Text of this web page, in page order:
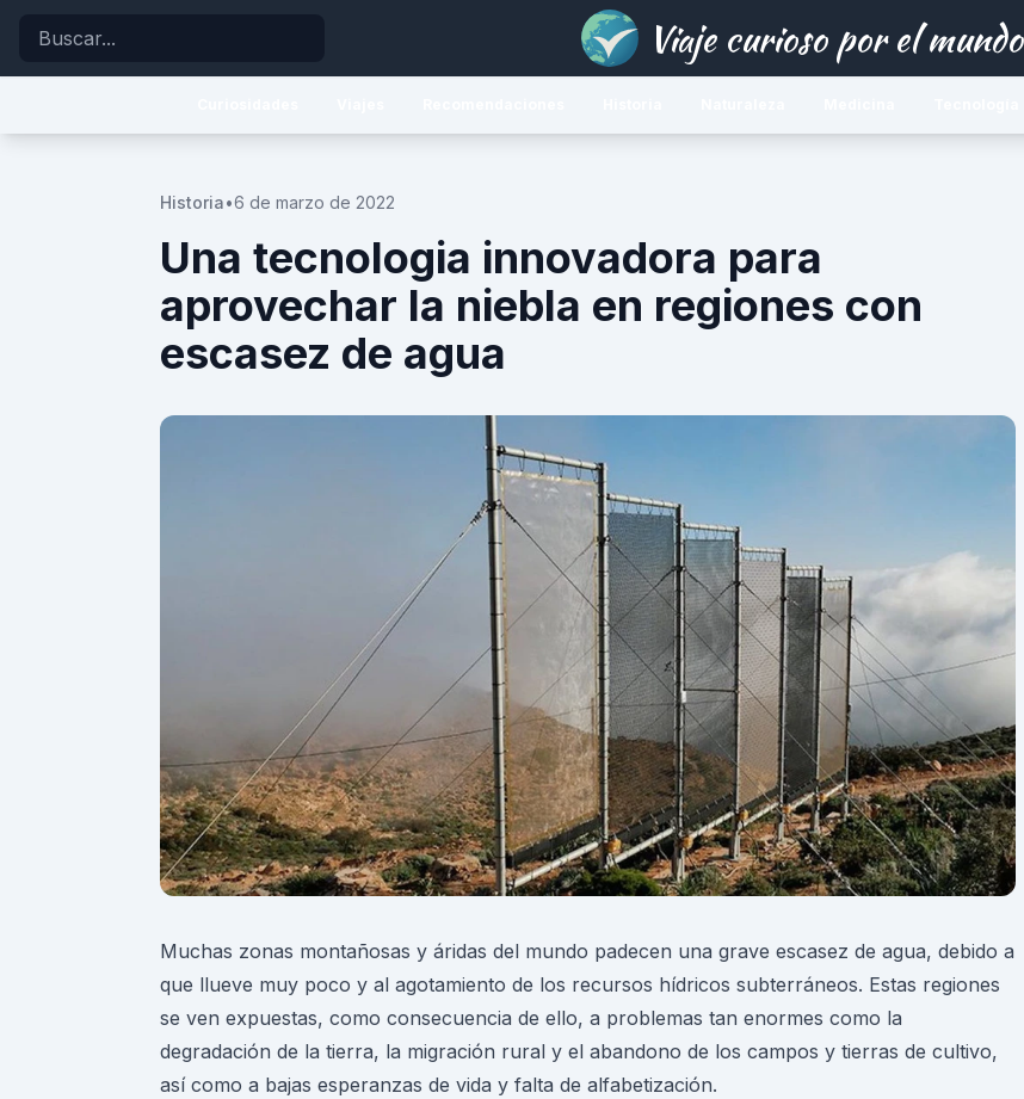
Buscar Viaje curioso por el mundo
Historia•6 de marzo de 2022
Una tecnologia innovadora para
aprovechar la niebla en regiones con
escasez de agua
Muchas zonas montañosas y áridas del mundo padecen una grave escasez de agua, debido a
que llueve muy poco y al agotamiento de los recursos hídricos subterráneos. Estas regiones
se ven expuestas, como consecuencia de ello, a problemas tan enormes como la
degradación de la tierra, la migración rural y el abandono de los campos y tierras de cultivo,
así como a bajas esperanzas de vida y falta de alfabetización.